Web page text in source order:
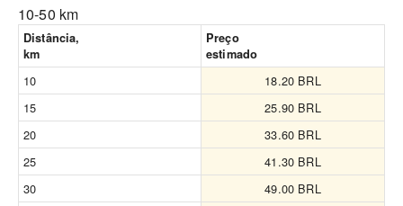
10-50 km
Distância,
km
Preço
estimado
10
18.20 BRL
15
25.90 BRL
20
33.60 BRL
25
41.30 BRL
30
49.00 BRL